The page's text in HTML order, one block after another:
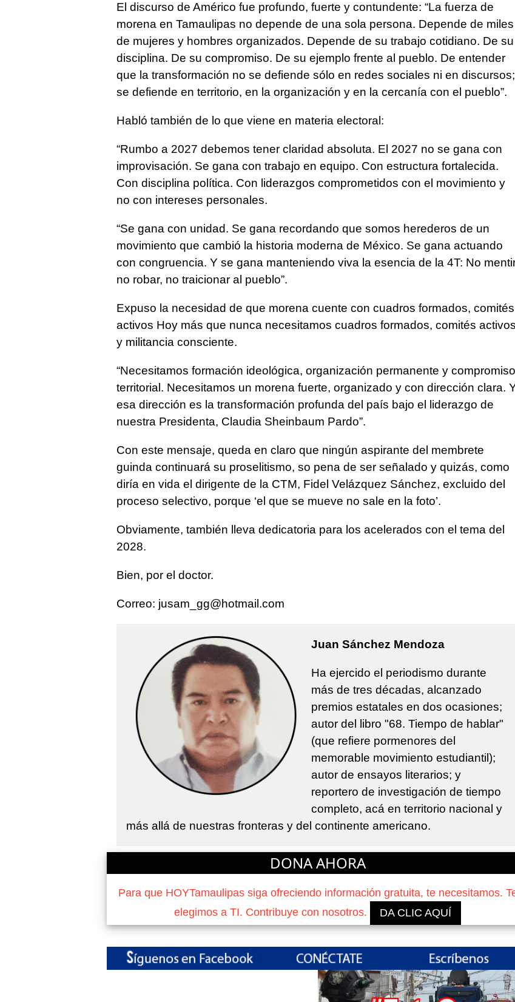
El discurso de Américo fue profundo, fuerte y contundente: “La fuerza de
morena en Tamaulipas no depende de una sola persona. Depende de miles
de mujeres y hombres organizados. Depende de su trabajo cotidiano. De su
disciplina. De su compromiso. De su ejemplo frente al pueblo. De entender
que la transformación no se defiende sólo en redes sociales ni en discursos;
se defiende en territorio, en la organización y en la cercanía con el pueblo”.
Habló también de lo que viene en materia electoral:
“Rumbo a 2027 debemos tener claridad absoluta. El 2027 no se gana con
improvisación. Se gana con trabajo en equipo. Con estructura fortalecida.
Con disciplina política. Con liderazgos comprometidos con el movimiento y
no con intereses personales.
“Se gana con unidad. Se gana recordando que somos herederos de un
movimiento que cambió la historia moderna de México. Se gana actuando
con congruencia. Y se gana manteniendo viva la esencia de la 4T: No
no robar, no traicionar al pueblo”.
Expuso la necesidad de que morena cuente con cuadros formados, comités
activos Hoy más que nunca necesitamos cuadros formados, comités activos
y militancia consciente.
“Necesitamos formación ideológica, organización permanente y compromiso
territorial. Necesitamos un morena fuerte, organizado y con dirección clara.
esa dirección es la transformación profunda del país bajo el liderazgo de
nuestra Presidenta, Claudia Sheinbaum Pardo”.
Con este mensaje, queda en claro que ningún aspirante del membrete
guinda continuará su proselitismo, so pena de ser señalado y quizás, como
diría en vida el dirigente de la CTM, Fidel Velázquez Sánchez, excluido del
proceso selectivo, porque ‘el que se mueve no sale en la foto’.
Obviamente, también lleva dedicatoria para los acelerados con el tema del
2028.
Bien, por el doctor.
Correo: jusam_gg@hotmail.com
Juan Sánchez Mendoza
Ha ejercido el periodismo durante
más de tres décadas, alcanzado
premios estatales en dos ocasiones;
autor del libro "68. Tiempo de hablar"
(que refiere pormenores del
memorable movimiento estudiantil);
autor de ensayos literarios; y
reportero de investigación de tiempo
completo, acá en territorio nacional y
más allá de nuestras fronteras y del continente americano.
DONA AHORA
Para que HOYTamaulipas siga ofreciendo información gratuita, te necesitamos.
elegimos a TI. Contribuye con nosotros.
DA CLIC AQUÍ